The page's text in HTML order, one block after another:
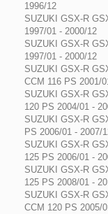
1996/12
SUZUKI GSX-R
1997/01 - 2000/12
SUZUKI GSX-R
1997/01 - 2000/12
SUZUKI GSX-R
CCM 116 PS 2001/
SUZUKI GSX-R
120 PS 2004/01 -
SUZUKI GSX-R
PS 2006/01 - 2007/
SUZUKI GSX-R
125 PS 2006/01 -
SUZUKI GSX-R
125 PS 2008/01 -
SUZUKI GSX-R
CCM 120 PS 2005/